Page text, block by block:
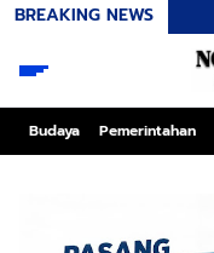
BREAKING NEWS
Budaya Pemerintahan